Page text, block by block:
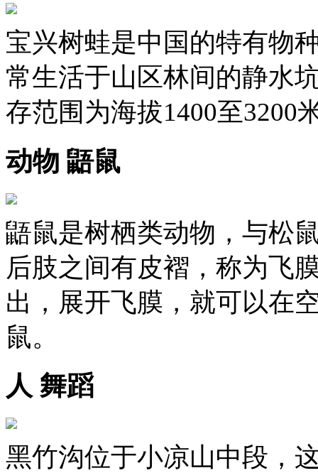
宝兴树蛙是中国的特有物
常生活于山区林间的静水
存范围为海拔1400至3200
动物 鼯鼠
鼯鼠是树栖类动物，与松
后肢之间有皮褶，称为飞
出，展开飞膜，就可以在
鼠。
人 舞蹈
黑竹沟位于小凉山中段，